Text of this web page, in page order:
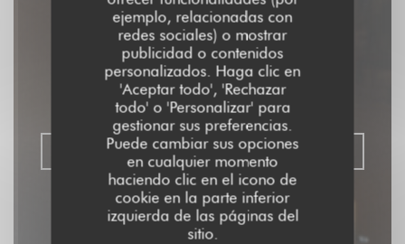
ejemplo, relacionadas con
redes sociales) o mostrar
publicidad o contenidos
personalizados. Haga clic en
'Aceptar todo', 'Rechazar
todo' o 'Personalizar' para
gestionar sus preferencias.
Puede cambiar sus opciones
en cualquier momento
haciendo clic en el icono de
cookie en la parte inferior
izquierda de las páginas del
sitio.
Aux Dés Calés 17 -
Legendre
RESTAURANTE - BISTRO - BAR
RESERVAR UNA MESA